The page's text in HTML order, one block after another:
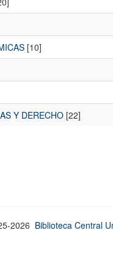
[10]
Y DERECHO [22]
2026 Biblioteca Central